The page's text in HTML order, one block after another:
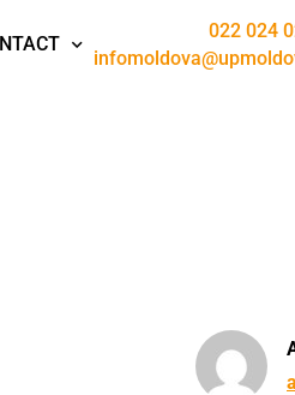
022 024